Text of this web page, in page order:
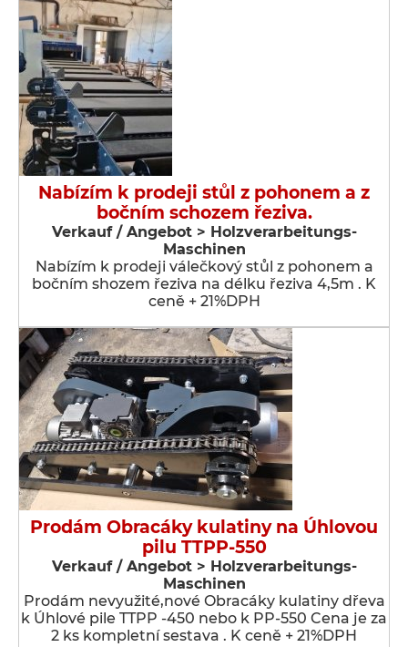
Nabízím k prodeji stůl z pohonem a z
bočním schozem řeziva.
Verkauf / Angebot > Holzverarbeitungs-
Maschinen
Nabízím k prodeji válečkový stůl z pohonem a
bočním shozem řeziva na délku řeziva 4,5m . K
ceně + 21%DPH
Prodám Obracáky kulatiny na Úhlovou
pilu TTPP-550
Verkauf / Angebot > Holzverarbeitungs-
Maschinen
Prodám nevyužité,nové Obracáky kulatiny dřeva
k Úhlové pile TTPP -450 nebo k PP-550 Cena je za
2 ks kompletní sestava . K ceně + 21%DPH